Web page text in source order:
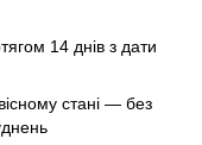
14 днів з дати
стані — без